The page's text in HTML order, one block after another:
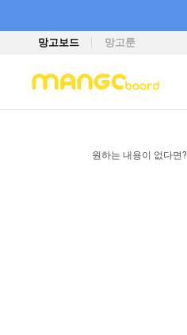
망고보드 망고툰
원하는 내용이 없다면?